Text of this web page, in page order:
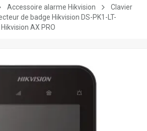
Accessoire alarme Hikvision
Clavier
de badge Hikvision DS-PK1-LT-
AX PRO